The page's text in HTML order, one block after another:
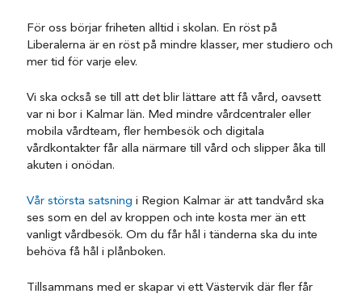
För oss börjar friheten alltid i skolan. En röst på
Liberalerna är en röst på mindre klasser, mer studiero och
mer tid för varje elev.
Vi ska också se till att det blir lättare att få vård, oavsett
var ni bor i Kalmar län. Med mindre vårdcentraler eller
mobila vårdteam, fler hembesök och digitala
vårdkontakter får alla närmare till vård och slipper åka till
akuten i onödan.
Vår största satsning i Region Kalmar är att tandvård ska
ses som en del av kroppen och inte kosta mer än ett
vanligt vårdbesök. Om du får hål i tänderna ska du inte
behöva få hål i plånboken.
Tillsammans med er skapar vi ett Västervik där fler får